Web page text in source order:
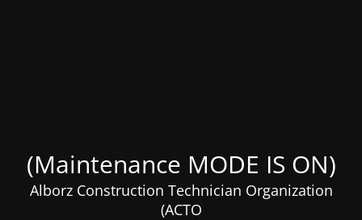
(Maintenance MODE IS ON)
Alborz Construction Technician Organization
(ACTO